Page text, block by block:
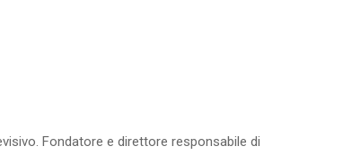
Fondatore e direttore responsabile di